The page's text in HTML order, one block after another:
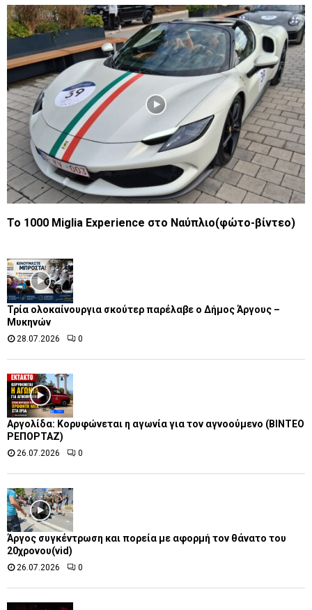
Το 1000 Miglia Experience στο Ναύπλιο(φώτο-βίντεο)
Τρία ολοκαίνουργια σκούτερ παρέλαβε o Δήμος Άργους –
Μυκηνών
28.07.2026 0
Αργολίδα: Κορυφώνεται η αγωνία για τον αγνοούμενο (ΒΙΝΤΕΟ
ΡΕΠΟΡΤΑΖ)
26.07.2026 0
Άργος συγκέντρωση και πορεία με αφορμή τον θάνατο του
20χρονου(vid)
26.07.2026 0